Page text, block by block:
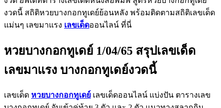
งวดนี้ สถิติหวยบางกอกทูเดย์ย้อนหลัง พร้อมติดตามสถิติเลขเด็ด
แม่นๆ เลขมาแรง เลขเด็ดออนไลน์ ที่นี่
หวยบางกอกทูเดย์ 1/04/65 สรุปเลขเด็ด
เลขมาแรง บางกอกทูเดย์งวดนี้
เลขเด็ด หวยบางกอกทูเดย์ เลขเด็ดออนไลน์ แบ่งปัน ตารางเลข